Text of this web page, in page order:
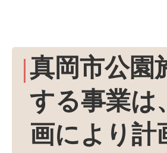
真岡市公園
する事業は
画により計